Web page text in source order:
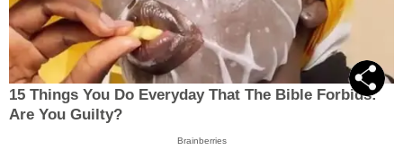
15 Things You Do Everyday That The Bible Forbids:
Are You Guilty?
Brainberries